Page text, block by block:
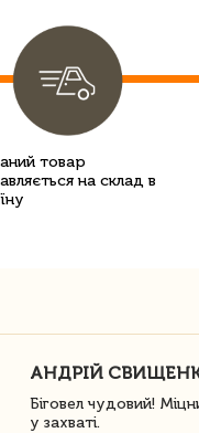
товар
на склад в
АНДРІЙ
Біговел чудовий!
у захваті.